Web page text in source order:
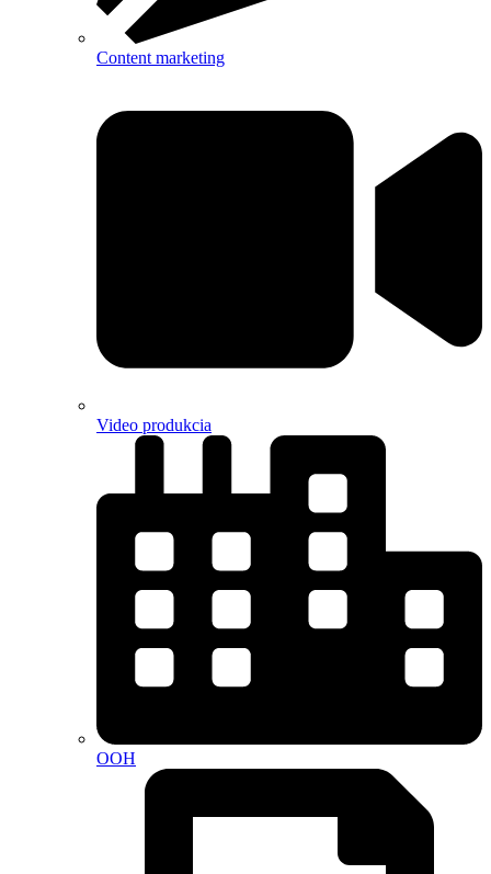
Content marketing
Video produkcia
OOH